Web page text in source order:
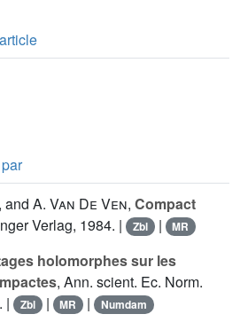
, and A. Van De Ven, Compact
Verlag, 1984. | Zbl | MR
holomorphes sur les
, Ann. scient. Ec. Norm.
|
Zbl | MR | Numdam